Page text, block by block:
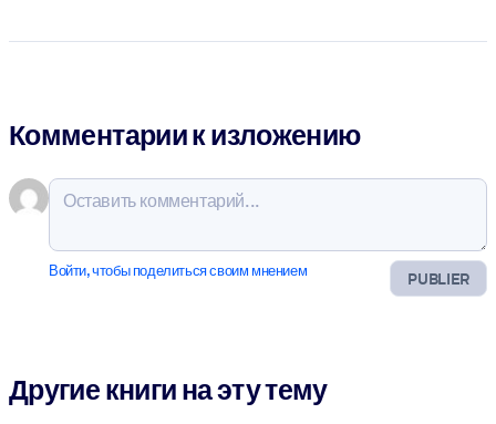
Комментарии к изложению
PUBLIER
Войти, чтобы поделиться своим мнением
Другие книги на эту тему